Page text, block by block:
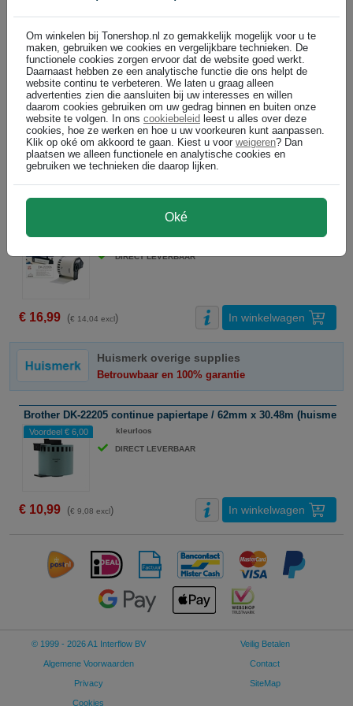
€ 16,99
€ 14,04 excl p/st
In winkelwagen
Brother overige supplies
Altijd voordelig: Tonershop
Brother DK-22205 continue papiertape / 62mm x 30.48m (origineel)
ABCkleurloos
DIRECT LEVERBAAR
€ 16,99 (€ 14,04 excl) In winkelwagen
Huismerk overige supplies
Betrouwbaar en 100% garantie
Brother DK-22205 continue papiertape / 62mm x 30.48m (huismerk)
Voordeel € 6,00 ABCkleurloos
DIRECT LEVERBAAR
€ 10,99 (€ 9,08 excl) In winkelwagen
© 1999 - 2026 A1 Interflow BV
Algemene Voorwaarden
Privacy
Cookies
Veilig Betalen
Contact
SiteMap
Om winkelen bij Tonershop.nl zo gemakkelijk mogelijk voor u te
maken, gebruiken we cookies en vergelijkbare technieken. De
functionele cookies zorgen ervoor dat de website goed werkt.
Daarnaast hebben ze een analytische functie die ons helpt de
website continu te verbeteren. We laten u graag alleen
advertenties zien die aansluiten bij uw interesses en willen
daarom cookies gebruiken om uw gedrag binnen en buiten onze
website te volgen. In ons cookiebeleid leest u alles over deze
cookies, hoe ze werken en hoe u uw voorkeuren kunt aanpassen.
Klik op oké om akkoord te gaan. Kiest u voor weigeren? Dan
plaatsen we alleen functionele en analytische cookies en
gebruiken we technieken die daarop lijken.
Oké